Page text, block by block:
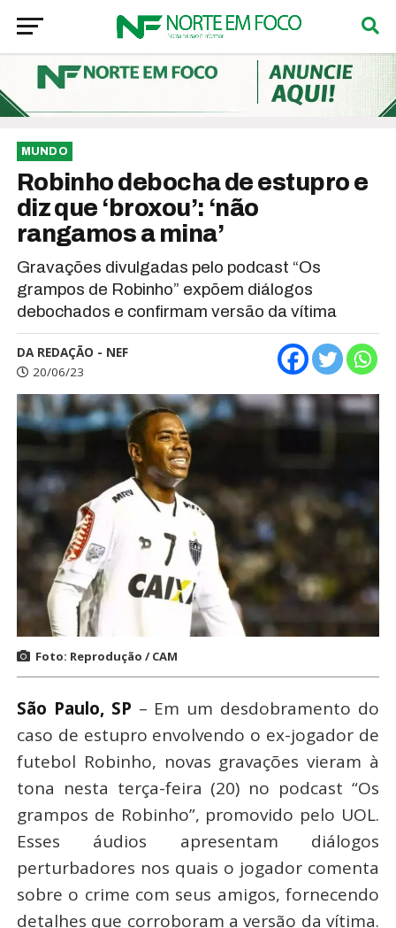
MUNDO
Robinho debocha de estupro e
diz que ‘broxou’: ‘não
rangamos a mina’
Gravações divulgadas pelo podcast “Os
grampos de Robinho” expõem diálogos
debochados e confirmam versão da vítima
DA REDAÇÃO - NEF
20/06/23
Foto: Reprodução / CAM
São Paulo, SP – Em um desdobramento do
caso de estupro envolvendo o ex-jogador de
futebol Robinho, novas gravações vieram à
tona nesta terça-feira (20) no podcast “Os
grampos de Robinho”, promovido pelo UOL.
Esses áudios apresentam diálogos
perturbadores nos quais o jogador comenta
sobre o crime com seus amigos, fornecendo
detalhes que corroboram a versão da vítima.